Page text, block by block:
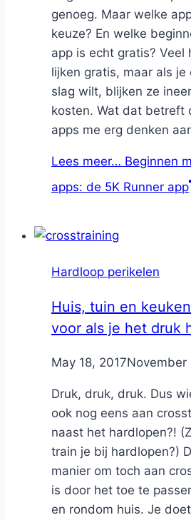
genoeg. Maar welke
keuze? En welke
app is echt gratis? Veel
lijken gratis, maar als je
slag wilt, blijken ze
kosten. Wat dat betreft
apps me erg denken
Lees meer… Beginnen
apps: de 5K Runner app
Hardloop perikelen
Huis, tuin en
voor als je het druk
ByNicole
May 18, 2017November
Druk, druk, druk. Dus
ook nog eens aan
naast het hardlopen?!
train je bij hardlopen?)
manier om toch aan
is door het toe te
en rondom huis. Je